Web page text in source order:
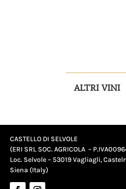
ALTRI VINI
CASTELLO DI SELVOLE
(ERI SRL SOC. AGRICOLA – P.IVA
Loc. Selvole – 53019 Vagliagli,
Siena (Italy)